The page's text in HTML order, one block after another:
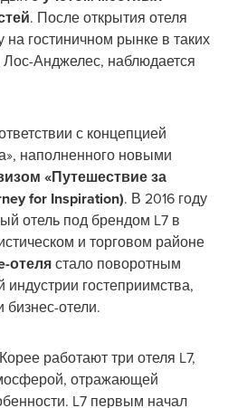
. После открытия отеля
на гостиничном рынке в таких
Анджелес, наблюдается
с концепцией
наполненного новыми
«Путешествие за
for Inspiration). В 2016 году
отель под брендом L7 в
и торговом районе
отелястало поворотным
гостеприимства,
отели.
работают три отеля L7,
отражающей
L7 первым начал